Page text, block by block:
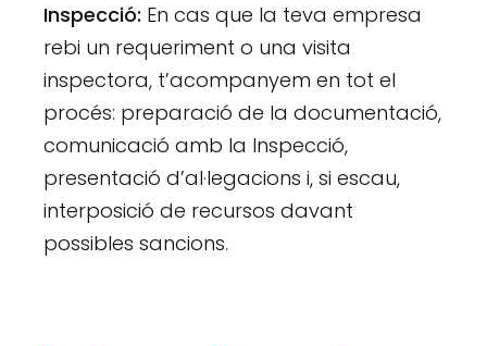
Inspecció: En cas que la teva empresa
rebi un requeriment o una visita
inspectora, t’acompanyem en tot el
procés: preparació de la documentació,
comunicació amb la Inspecció,
presentació d’al·legacions i, si escau,
interposició de recursos davant
possibles sancions.